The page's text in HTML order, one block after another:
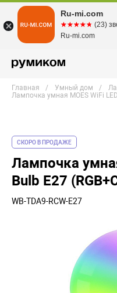
Главная Умный дом
Лампочка умная MOES WiFi
СКОРО В ПРОДАЖЕ
Лампочка
Bulb E27
WB-TDA9-RCW-E27
Ru-mi.com
☆☆☆☆☆
★★★★★ (23)
Ru-mi.com